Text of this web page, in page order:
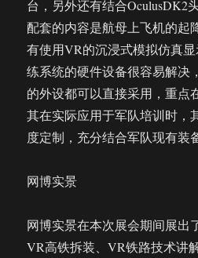
台，另外还有结合OculusDK2
配套的内容是航母上飞机的起
有使用VR的沉浸式模拟仿真
练系统的硬件设备很容易解决
的外设都可以直接采用，重点
其在实际应用于军队培训时，
度定制，充分结合军队现有装
网博实景
网博实景在本次展会期间展出
VR高铁拆装、VR铁路技术讲